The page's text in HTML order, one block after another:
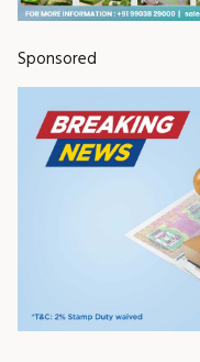
Sponsored